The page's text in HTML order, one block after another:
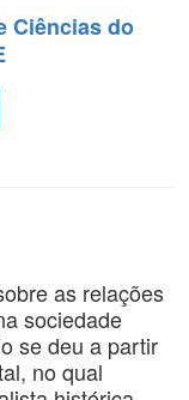
Ciências do
as relações
sociedade
se deu a partir
no qual